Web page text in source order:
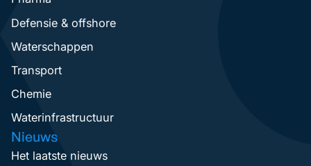
Defensie & offshore
Waterschappen
Transport
Chemie
Waterinfrastructuur
Nieuws
Het laatste nieuws